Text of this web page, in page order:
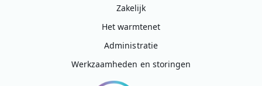
Zakelijk
Het warmtenet
Administratie
Werkzaamheden en storingen